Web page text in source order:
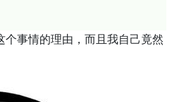
事情的理由，而且我自己竟然